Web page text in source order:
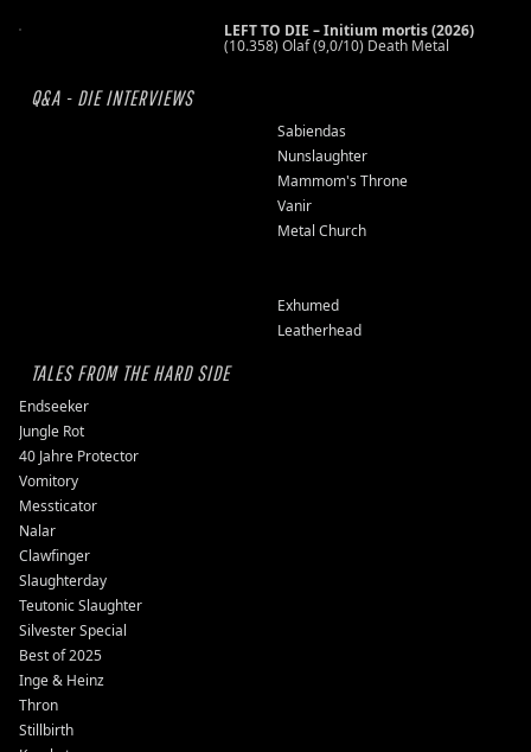
LEFT TO DIE – Initium mortis (2026)
(10.358) Olaf (9,0/10) Death Metal
Q&A - DIE INTERVIEWS
Sabiendas
Nunslaughter
Mammom's Throne
Vanir
Metal Church
Exhumed
Leatherhead
TALES FROM THE HARD SIDE
Endseeker
Jungle Rot
40 Jahre Protector
Vomitory
Messticator
Nalar
Clawfinger
Slaughterday
Teutonic Slaughter
Silvester Special
Best of 2025
Inge & Heinz
Thron
Stillbirth